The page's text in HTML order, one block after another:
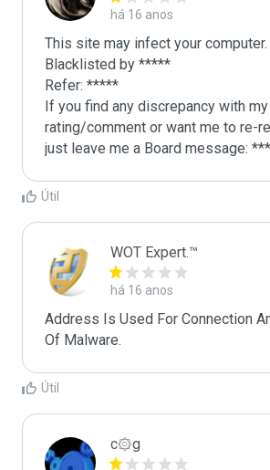
há 16 anos
This site may infect your computer.
Blacklisted by *****
Refer: *****
If you find any discrepancy with my
rating/comment or want me to re-
just leave me a Board message:
Útil
WOT Expert.™
há 16 anos
Address Is Used For Connection
Of Malware.
Útil
c۞g